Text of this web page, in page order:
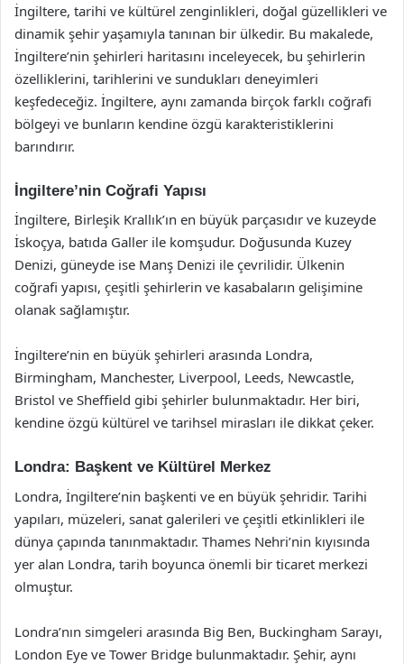
İngiltere, tarihi ve kültürel zenginlikleri, doğal güzellikleri ve
dinamik şehir yaşamıyla tanınan bir ülkedir. Bu makalede,
İngiltere’nin şehirleri haritasını inceleyecek, bu şehirlerin
özelliklerini, tarihlerini ve sundukları deneyimleri
keşfedeceğiz. İngiltere, aynı zamanda birçok farklı coğrafi
bölgeyi ve bunların kendine özgü karakteristiklerini
barındırır.
İngiltere’nin Coğrafi Yapısı
İngiltere, Birleşik Krallık’ın en büyük parçasıdır ve kuzeyde
İskoçya, batıda Galler ile komşudur. Doğusunda Kuzey
Denizi, güneyde ise Manş Denizi ile çevrilidir. Ülkenin
coğrafi yapısı, çeşitli şehirlerin ve kasabaların gelişimine
olanak sağlamıştır.
İngiltere’nin en büyük şehirleri arasında Londra,
Birmingham, Manchester, Liverpool, Leeds, Newcastle,
Bristol ve Sheffield gibi şehirler bulunmaktadır. Her biri,
kendine özgü kültürel ve tarihsel mirasları ile dikkat çeker.
Londra: Başkent ve Kültürel Merkez
Londra, İngiltere’nin başkenti ve en büyük şehridir. Tarihi
yapıları, müzeleri, sanat galerileri ve çeşitli etkinlikleri ile
dünya çapında tanınmaktadır. Thames Nehri’nin kıyısında
yer alan Londra, tarih boyunca önemli bir ticaret merkezi
olmuştur.
Londra’nın simgeleri arasında Big Ben, Buckingham Sarayı,
London Eye ve Tower Bridge bulunmaktadır. Şehir, aynı